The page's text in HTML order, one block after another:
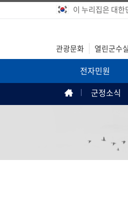
이 누리집은 대
관광문화 열린군수실
전자민원
군정소식